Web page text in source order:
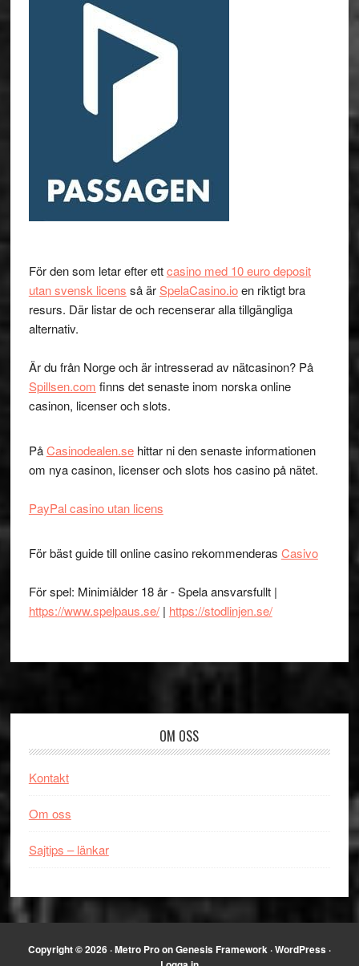
För den som letar efter ettcasino med 10 euro deposit
utan svensk licens så ärSpelaCasino.ioen riktigt bra
resurs. Där listar de och recenserar alla tillgängliga
alternativ.
Är du från Norge och är intresserad av nätcasinon? På
Spillsen.com finns det senaste inom norska online
casinon, licenser och slots.
PåCasinodealen.sehittar ni den senaste informationen
om nya casinon, licenser och slots hos casino på nätet.
PayPal casino utan licens
För bäst guide till online casino rekommenderas Casivo
För spel: Minimiålder 18 år - Spela ansvarsfullt |
https://www.spelpaus.se/| https://stodlinjen.se/
OM OSS
Kontakt
Om oss
Sajtips – länkar
Copyright © 2026 ·Metro ProonGenesis Framework ·WordPress ·